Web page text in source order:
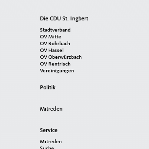
Die CDU St. Ingbert
Stadtverband
OV Mitte
OV Rohrbach
OV Hassel
OV Oberwürzbach
OV Rentrisch
Vereinigungen
Politik
Mitreden
Service
Mitreden